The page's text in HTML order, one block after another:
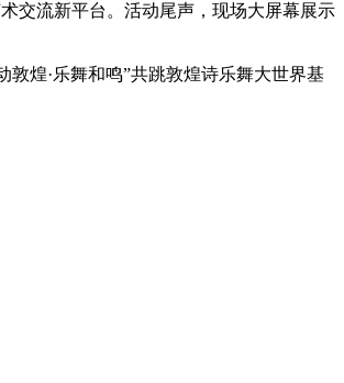
交流新平台。活动尾声，现场大屏幕展示
煌·乐舞和鸣”共跳敦煌诗乐舞大世界基